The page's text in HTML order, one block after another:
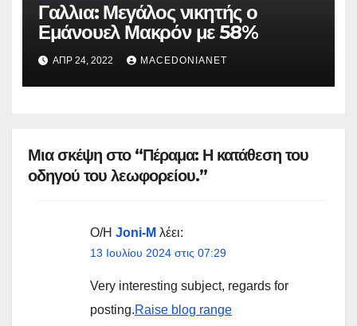
Γαλλια: Μεγάλος νικητής ο
Εμάνουελ Μακρόν με 58%
ΑΠΡ 24, 2022 MACEDONIANET
Μια σκέψη στο “Πέραμα: Η κατάθεση του
οδηγού του λεωφορείου.”
Ο/Η Joni-M λέει:
13 Ιουλίου 2024 στις 07:29
Very interesting subject, regards for
posting.Raise blog range